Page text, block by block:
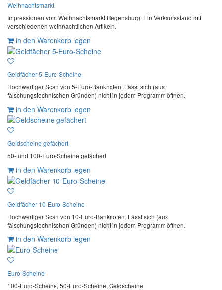
Weihnachtsmarkt
Impressionen vom Weihnachtsmarkt Regensburg: Ein Verkaufsstand mit
verschiedenen weihnachtlichen Artikeln.
in den Warenkorb legen
Geldfächer 5-Euro-Scheine
Hochwertiger Scan von 5-Euro-Banknoten. Lässt sich (aus
fälschungstechnischen Gründen) nicht in jedem Programm öffnen.
in den Warenkorb legen
Geldscheine gefächert
50- und 100-Euro-Scheine gefächert
in den Warenkorb legen
Geldfächer 10-Euro-Scheine
Hochwertiger Scan von 10-Euro-Banknoten. Lässt sich (aus
fälschungstechnischen Gründen) nicht in jedem Programm öffnen.
in den Warenkorb legen
Euro-Scheine
100-Euro-Scheine, 50-Euro-Scheine, Geldscheine